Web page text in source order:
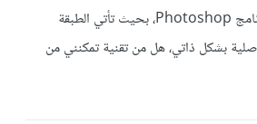
أريد نسخة طبقة على برنامج Photoshop، بحيث تأتي الطبقة
بشكل ذاتي، هل من تقنية تمكنني من